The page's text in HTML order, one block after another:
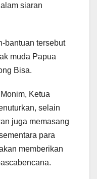
siaran
bantuan tersebut
muda Papua
Bisa.
Ketua
selain
juga memasang
para
memberikan